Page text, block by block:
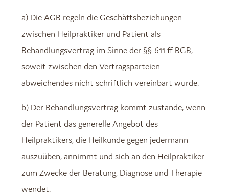
a) Die AGB regeln die Geschäftsbeziehungen
zwischen Heilpraktiker und Patient als
Behandlungsvertrag im Sinne der §§ 611 ff BGB,
soweit zwischen den Vertragsparteien
abweichendes nicht schriftlich vereinbart wurde.
b) Der Behandlungsvertrag kommt zustande, wenn
der Patient das generelle Angebot des
Heilpraktikers, die Heilkunde gegen jedermann
auszuüben, annimmt und sich an den Heilpraktiker
zum Zwecke der Beratung, Diagnose und Therapie
wendet.